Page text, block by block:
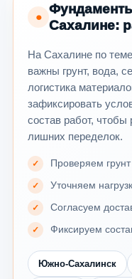
●
Сахалине:
На Сахалине по
важны грунт, вода,
логистика
зафиксировать
состав работ,
лишних переделок.
Проверяем
Уточняем
Согласуем
Фиксируем
Южно-Сахалинск